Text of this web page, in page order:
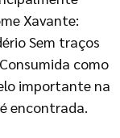
Xavante:
Sem traços
como
importante na
encontrada.